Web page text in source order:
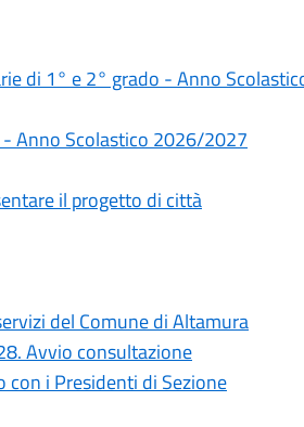
di 1° e 2° grado - Anno
Anno Scolastico 2026/2027
il progetto di città
del Comune di Altamura
Avvio consultazione
i Presidenti di Sezione